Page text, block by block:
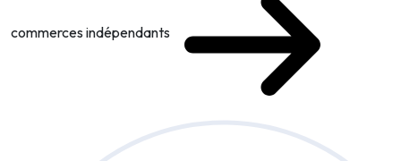
commerces indépendants